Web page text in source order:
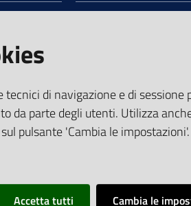
57481
4891
tecnici di navigazione e di
da parte degli utenti. Utilizza
pulsante 'Cambia le
Accetta tutti Cambia le